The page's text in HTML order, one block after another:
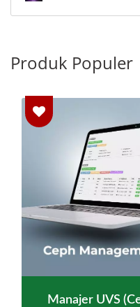
Produk Populer
Manajer UVS